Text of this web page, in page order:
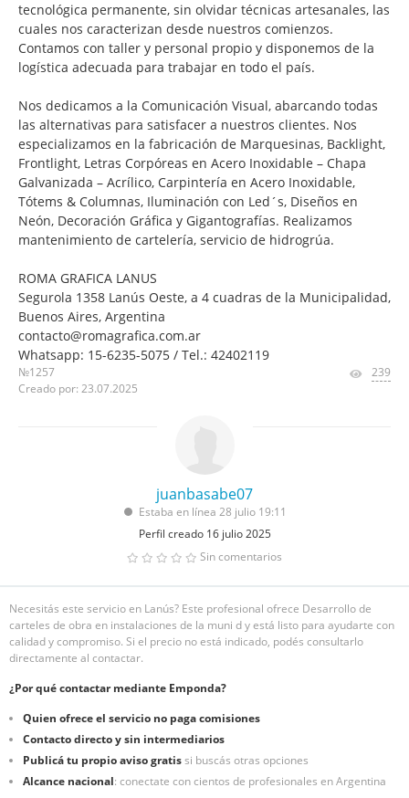
tecnológica permanente, sin olvidar técnicas artesanales, las
cuales nos caracterizan desde nuestros comienzos.
Contamos con taller y personal propio y disponemos de la
logística adecuada para trabajar en todo el país.
Nos dedicamos a la Comunicación Visual, abarcando todas
las alternativas para satisfacer a nuestros clientes. Nos
especializamos en la fabricación de Marquesinas, Backlight,
Frontlight, Letras Corpóreas en Acero Inoxidable – Chapa
Galvanizada – Acrílico, Carpintería en Acero Inoxidable,
Tótems & Columnas, Iluminación con Led´s, Diseños en
Neón, Decoración Gráfica y Gigantografías. Realizamos
mantenimiento de cartelería, servicio de hidrogrúa.
ROMA GRAFICA LANUS
Segurola 1358 Lanús Oeste, a 4 cuadras de la Municipalidad,
Buenos Aires, Argentina
contacto@romagrafica.com.ar
Whatsapp: 15-6235-5075 / Tel.: 42402119
№1257
Creado por: 23.07.2025
239
juanbasabe07
Estaba en línea 28 julio 19:11
Perfil creado 16 julio 2025
Sin comentarios
Necesitás este servicio en Lanús? Este profesional ofrece Desarrollo de
carteles de obra en instalaciones de la muni d y está listo para ayudarte con
calidad y compromiso. Si el precio no está indicado, podés consultarlo
directamente al contactar.
¿Por qué contactar mediante Emponda?
Quien ofrece el servicio no paga comisiones
Contacto directo y sin intermediarios
Publicá tu propio aviso gratissi buscás otras opciones
Alcance nacional: conectate con cientos de profesionales en Argentina